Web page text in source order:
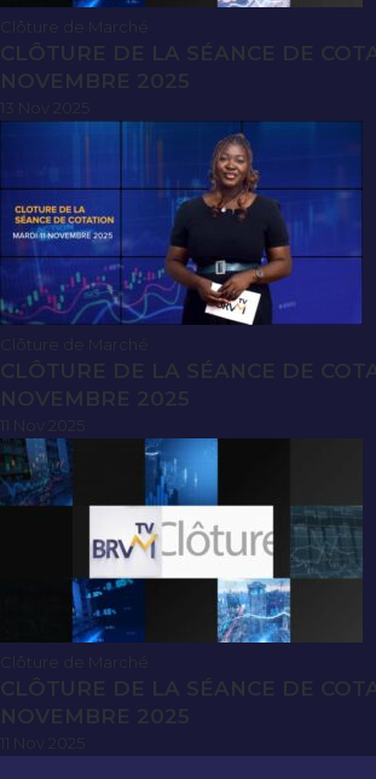
CLÔTURE DE LA SÉANCE DE
NOVEMBRE 2025
CLÔTURE DE LA SÉANCE DE
NOVEMBRE 2025
CLÔTURE DE LA SÉANCE DE
NOVEMBRE 2025